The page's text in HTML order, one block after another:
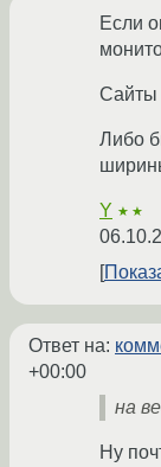
Если
Сайты
Либо
Y ★★
Ответ на:
+00:00
на
Ну